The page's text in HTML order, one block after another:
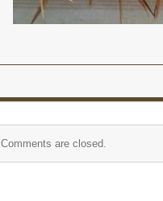
Comments are closed.